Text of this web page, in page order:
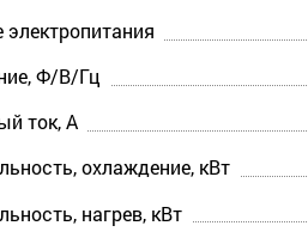
Ф/В/Гц
ток, А
охлаждение, кВт
нагрев, кВт